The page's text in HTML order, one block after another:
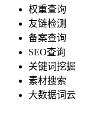
权重查询
友链检测
备案查询
SEO查询
关键词挖掘
素材搜索
大数据词云